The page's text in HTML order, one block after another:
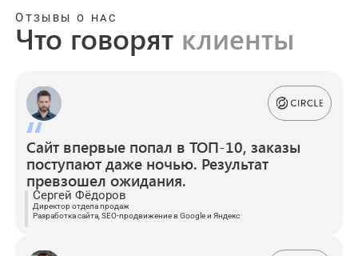
Отзывы о нас
Что говорят клиенты
Сайт впервые попал в ТОП-10, заказы
поступают даже ночью. Результат
превзошел ожидания.
Сергей Фёдоров
Директор отдела продаж
Разработка сайта, SEO-продвижение в Google и Яндекс